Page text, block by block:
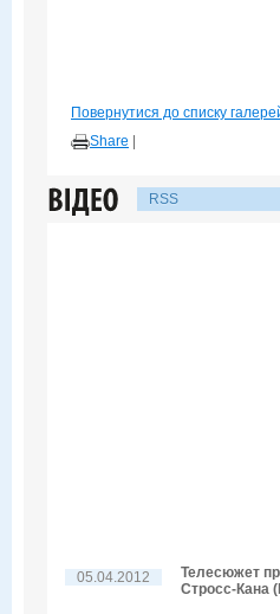
Повернутися до списку
Share
RSS
05.04.2012
Телесюжет
Стросс-Кана